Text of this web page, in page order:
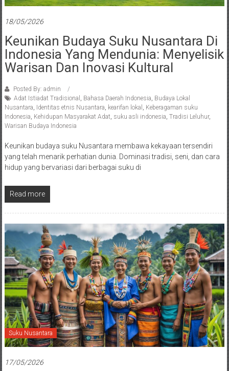
18/05/2026
Keunikan Budaya Suku Nusantara Di
Indonesia Yang Mendunia: Menyelisik
Warisan Dan Inovasi Kultural
Posted By: admin
Adat Istiadat Tradisional , Bahasa Daerah Indonesia, Budaya Lokal
Nusantara, Identitas etnis Nusantara, kearifan lokal , Keberagaman suku
Indonesia, Kehidupan Masyarakat Adat, suku asli indonesia, Tradisi Leluhur,
Warisan Budaya Indonesia
Keunikan budaya suku Nusantara membawa kekayaan tersendiri
yang telah menarik perhatian dunia. Dominasi tradisi, seni, dan cara
hidup yang bervariasi dari berbagai suku di
Read more
Suku Nusantara
17/05/2026